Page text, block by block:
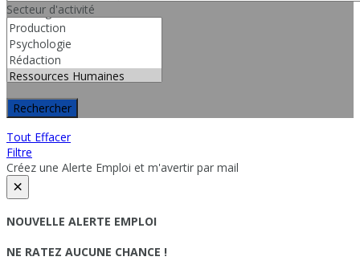
Secteur d'activité
Rechercher
Tout Effacer
Filtre
Créez une Alerte Emploi et m'avertir par mail
×
NOUVELLE ALERTE EMPLOI
NE RATEZ AUCUNE CHANCE !